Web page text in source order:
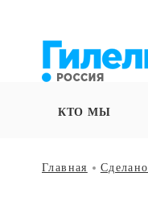
КТО МЫ
Главная Сделано